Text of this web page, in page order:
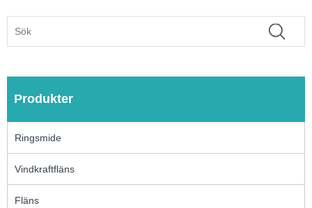
Produkter
Ringsmide
Vindkraftfläns
Fläns